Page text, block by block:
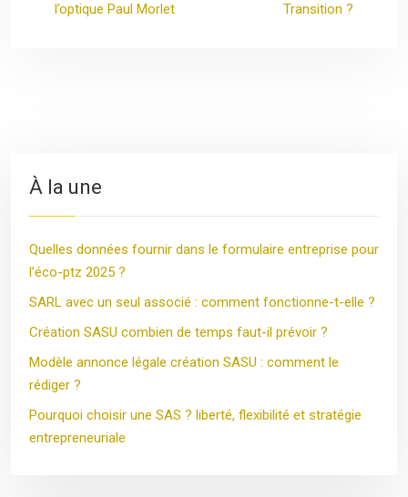
l’optique Paul Morlet
Transition ?
À la une
Quelles données fournir dans le formulaire entreprise pour
l’éco-ptz 2025 ?
SARL avec un seul associé : comment fonctionne-t-elle ?
Création SASU combien de temps faut-il prévoir ?
Modèle annonce légale création SASU : comment le
rédiger ?
Pourquoi choisir une SAS ? liberté, flexibilité et stratégie
entrepreneuriale